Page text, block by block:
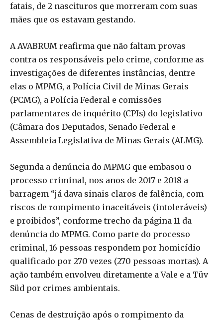
fatais, de 2 nascituros que morreram com suas
mães que os estavam gestando.
A AVABRUM reafirma que não faltam provas
contra os responsáveis pelo crime, conforme as
investigações de diferentes instâncias, dentre
elas o MPMG, a Polícia Civil de Minas Gerais
(PCMG), a Polícia Federal e comissões
parlamentares de inquérito (CPIs) do legislativo
(Câmara dos Deputados, Senado Federal e
Assembleia Legislativa de Minas Gerais (ALMG).
Segunda a denúncia do MPMG que embasou o
processo criminal, nos anos de 2017 e 2018 a
barragem “já dava sinais claros de falência, com
riscos de rompimento inaceitáveis (intoleráveis)
e proibidos”, conforme trecho da página 11 da
denúncia do MPMG. Como parte do processo
criminal, 16 pessoas respondem por homicídio
qualificado por 270 vezes (270 pessoas mortas). A
ação também envolveu diretamente a Vale e a Tüv
Süd por crimes ambientais.
Cenas de destruição após o rompimento da